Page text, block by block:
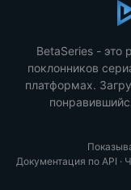
BetaSeries - это
поклонников
платформах.
Документация по API ·